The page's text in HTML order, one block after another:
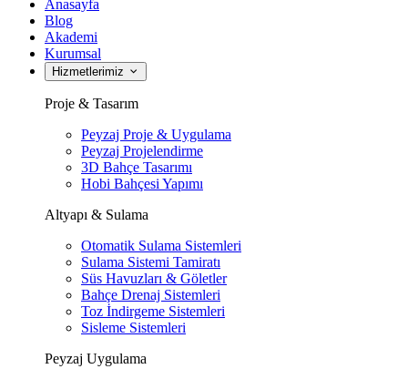
Anasayfa
Blog
Akademi
Kurumsal
Hizmetlerimiz
Proje & Tasarım
Peyzaj Proje & Uygulama
Peyzaj Projelendirme
3D Bahçe Tasarımı
Hobi Bahçesi Yapımı
Altyapı & Sulama
Otomatik Sulama Sistemleri
Sulama Sistemi Tamiratı
Süs Havuzları & Göletler
Bahçe Drenaj Sistemleri
Toz İndirgeme Sistemleri
Sisleme Sistemleri
Peyzaj Uygulama